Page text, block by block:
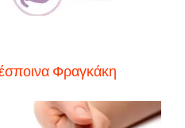
Φραγκάκη